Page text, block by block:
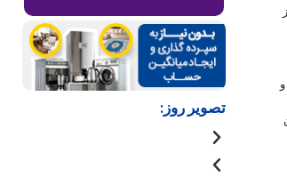
تصویر روز: